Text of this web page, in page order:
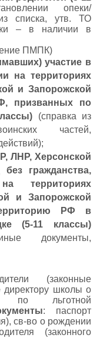
опеки/
списка, утв. ТО
– в наличии в
ПМПК)
участие в
на территориях
и Запорожской
призванных по
(справка из
частей,
ЛНР,Херсонской
без гражданства,
территориях
и Запорожской
РФ в
(5-11 классы)
документы,
(законные
директору школы о
по льготной
: паспорт
св-во о рождении
(законного